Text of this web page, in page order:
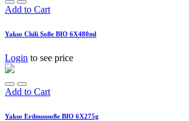
Add to Cart
Yakso Chili Soße BIO 6X480ml
Login to see price
Add to Cart
Yakso Erdnusssoße BIO 6X275g